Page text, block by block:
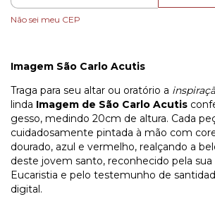
Não sei meu CEP
Imagem São Carlo Acutis
Traga para seu altar ou oratório a
linda Imagem de São Carlo Acutis
gesso, medindo 20cm de altura. Cada
cuidadosamente pintada à mão com
dourado, azul e vermelho, realçando a
deste jovem santo, reconhecido pela sua
Eucaristia e pelo testemunho de
digital.